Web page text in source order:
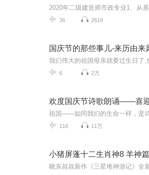
36 2619
国庆节的那些事儿-来历由来
6 2万
欢度国庆节诗歌朗诵——喜
116 11万